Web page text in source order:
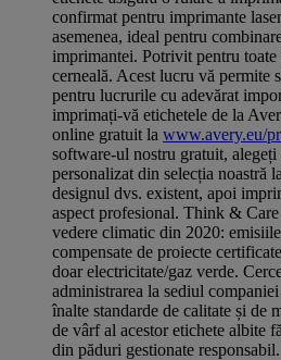
confirmat pentru imprimante
asemenea, ideal pentru
imprimantei. Potrivit pentru
cerneală. Acest lucru vă permite
pentru lucrurile cu adevărat
imprimați-vă etichetele de la
online gratuit la www.avery.eu/
software-ul nostru gratuit,
personalizat din selecția noastră
designul dvs. existent, apoi
aspect profesional. Think &
vedere climatic din 2020:
compensate de proiecte
doar electricitate/gaz verde.
administrarea la sediul
înalte standarde de calitate și de
de vârf al acestor etichete albite
din păduri gestionate responsabil.